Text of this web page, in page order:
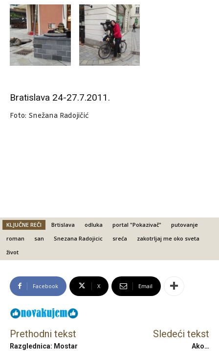
Bratislava 24-27.7.2011.
Foto: Snežana Radojičić
KLJUČNE REČI Brtislava odluka portal "Pokazivač"
putovanje
roman
san Snezana Radojicic sreća
zakotrljaj me oko sveta
život
Facebook X Email
Prethodni tekst
Razglednica: Mostar
Sledeći tekst
Ako…